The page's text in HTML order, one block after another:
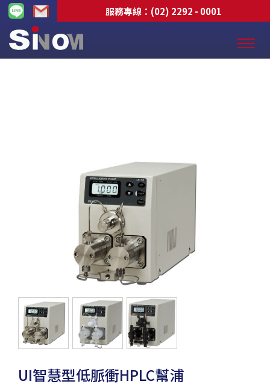
服務專線： (02) 2292 - 0001
UI智慧型低脈衝HPLC幫浦